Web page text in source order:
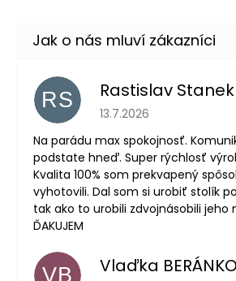
RS Rastislav Stanek
Hodnocení obchodu je 5
13.7.2026
Na parádu max spokojnosť.
podstate hneď. Super rýchlosť
Kvalita 100% som prekvapený
vyhotovili. Dal som si urobiť stolík
tak ako to urobili zdvojnásobili jeho
ĎAKUJEM
VB Vlaďka